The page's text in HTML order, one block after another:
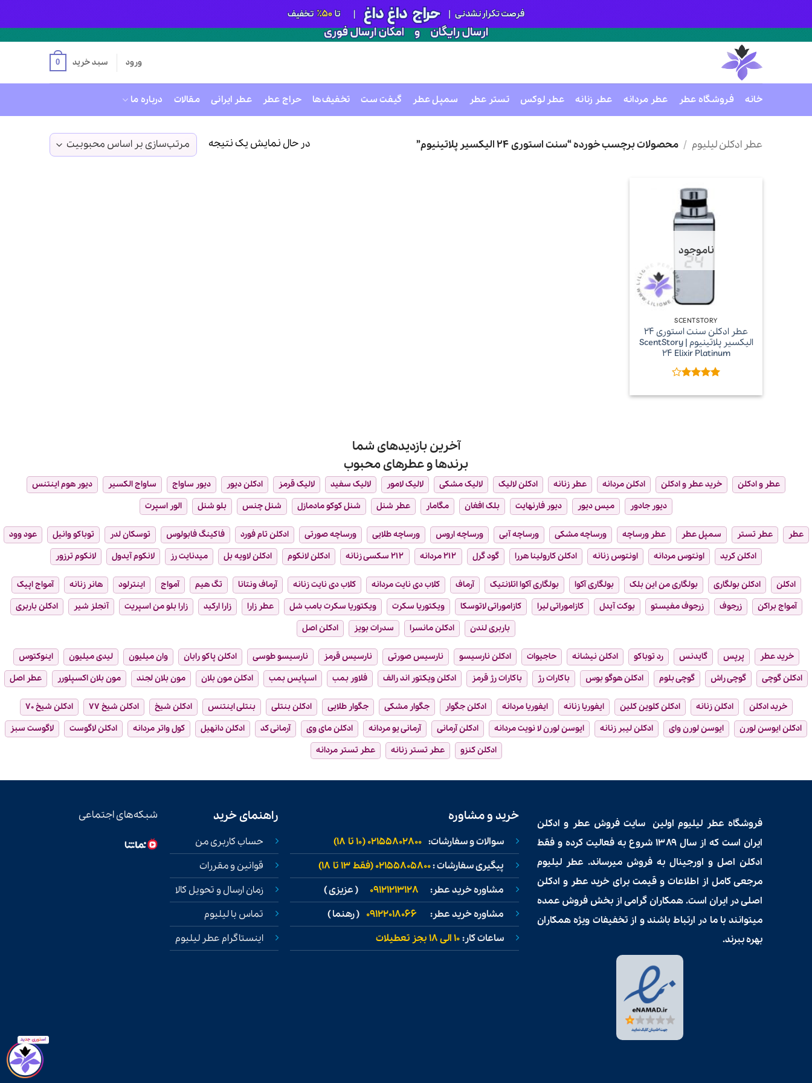
ورود سبد خرید 0
خانه فروشگاه عطر عطر مردانه عطر زنانه عطر لوکس تستر عطر سمپل عطر گیفت ست تخفیف‌ها حراج عطر عطر ایرانی مقالات درباره ما
عطر ادکلن لیلیوم / محصولات برچسب خورده “سنت استوری 24 الیکسیر پلاتینیوم” در حال نمایش یک نتیجه
+
ناموجود
SCENTSTORY
عطر ادکلن سنت استوری 24
الیکسیر پلاتینیوم | ScentStory
24 Elixir Platinum
از 5
آخرین بازدیدهای شما
برندها و عطرهای محبوب
عطر و ادکلن خرید عطر و ادکلن ادکلن مردانه عطر زنانه ادکلن لالیک لالیک مشکی لالیک لامور لالیک سفید لالیک قرمز ادکلن دیور دیور ساواج ساواج الکسیر
دیور هوم اینتنس
دیور جادور
میس دیور دیور فارنهایت بلک افغان مگامار عطر شنل شنل کوکو مادمازل شنل چنس بلو شنل الور اسپرت
عطر عطر تستر سمپل عطر عطر ورساچه ورساچه مشکی ورساچه آبی ورساچه اروس ورساچه طلایی ورساچه صورتی ادکلن تام فورد فاکینگ فابولوس توسکان لدر توباکو وانیل
عود وود
ادکلن کرید
اونتوس مردانه اونتوس زنانه ادکلن کارولینا هررا گود گرل ۲۱۲ مردانه ۲۱۲ سکسی زنانه ادکلن لانکوم ادکلن لاویه بل میدنایت رز لانکوم آیدول لانکوم ترزور
ادکلن ادکلن بولگاری بولگاری من این بلک بولگاری آکوا بولگاری آکوا اتلانتیک آرماف کلاب دی نایت مردانه کلاب دی نایت زنانه آرماف ونتانا تگ هیم آمواج اینترلود هانر زنانه
آمواج اپیک
آمواج براکن
زرجوف زرجوف مفیستو بوکت آیدل کازاموراتی لیرا کازاموراتی لاتوسکا ویکتوریا سکرت ویکتوریا سکرت بامب شل عطر زارا زارا ارکید زارا بلو من اسپریت آنجلز شیر
ادکلن باربری
باربری لندن
ادکلن مانسرا سدرات بویز ادکلن اصل
خرید عطر پرپس گایدنس رد توباکو ادکلن نیشانه حاجیوات ادکلن نارسیسو نارسیس صورتی نارسیس قرمز نارسیسو طوسی ادکلن پاکو رابان وان میلیون لیدی میلیون
اینوکتوس
ادکلن گوچی
گوچی راش گوچی بلوم ادکلن هوگو بوس باکارات رژ باکارات رژ قرمز ادکلن ویکتور اند رالف فلاور بمب اسپایس بمب ادکلن مون بلان مون بلان لجند مون بلان اکسپلورر عطر اصل
خرید ادکلن ادکلن زنانه ادکلن کلوین کلین ایفوریا زنانه ایفوریا مردانه ادکلن جگوار جگوار مشکی جگوار طلایی ادکلن بنتلی بنتلی اینتنس ادکلن شیخ ادکلن شیخ ۷۷
ادکلن شیخ ۷۰
ادکلن ایوسن لورن
ایوسن لورن وای ادکلن لیبر زنانه ایوسن لورن لا نویت مردانه ادکلن آرمانی آرمانی یو مردانه ادکلن مای وی آرمانی کد ادکلن دانهیل کول واتر مردانه ادکلن لاگوست
لاگوست سبز
ادکلن کنزو
عطر تستر زنانه عطر تستر مردانه
فروشگاه عطر لیلیوم اولین سایت فروش عطر و ادکلن
ایران است که از سال ۱۳۸۹ شروع به فعالیت کرده و فقط
ادکلن اصل و اورجینال به فروش میرساند. عطر لیلیوم
مرجعی کامل از اطلاعات و قیمت برای خرید عطر و ادکلن
اصلی در ایران است. همکاران گرامی از بخش فروش عمده
میتوانند با ما در ارتباط باشند و از تخفیفات ویژه همکاران
بهره ببرند.
خرید و مشاوره
سوالات و سفارشات:02155802800 (۱۰ تا ۱۸)
پیگیری سفارشات :02155805800 (فقط ۱۳ تا ۱۸)
مشاوره خرید عطر: 09121213128 ( عزیزی )
مشاوره خرید عطر: 09122018066 ( رهنما )
ساعات کار:۱۰ الی ۱۸ بجز تعطیلات
راهنمای خرید
حساب کاربری من
قوانین و مقررات
زمان ارسال و تحویل کالا
تماس با لیلیوم
اینستاگرام عطر لیلیوم
شبکه‌های اجتماعی